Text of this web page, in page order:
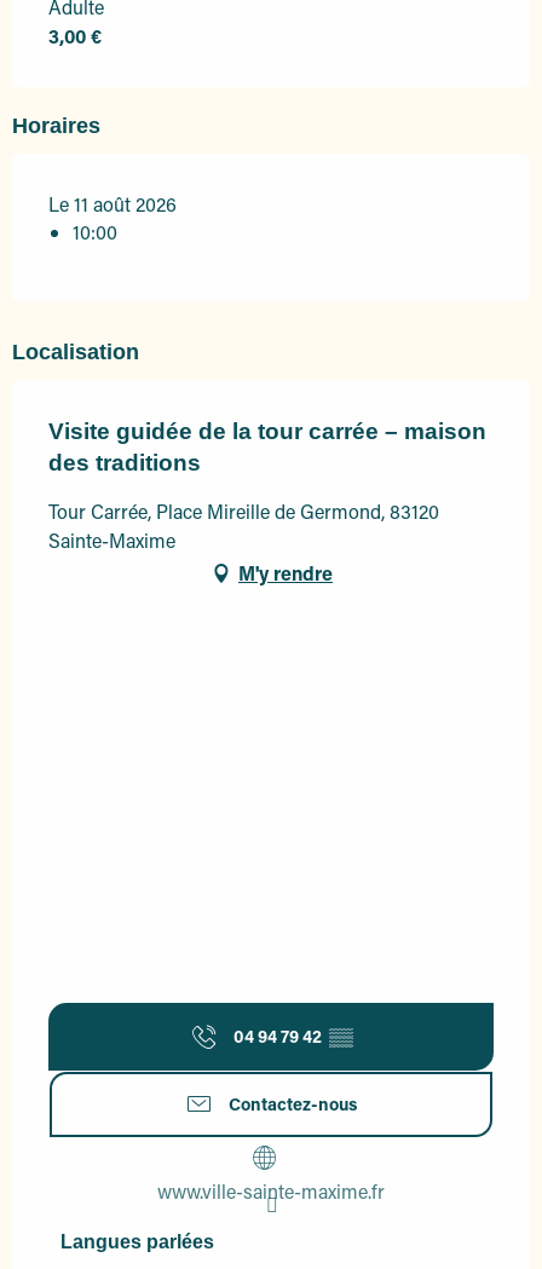
Adulte
3,00 €
Horaires
Le 11 août 2026
10:00
Localisation
Visite guidée de la tour carrée – maison
des traditions
Tour Carrée, Place Mireille de Germond, 83120
Sainte-Maxime
M'y rendre
04 94 79 42 ▒▒
Contactez-nous
www.ville-sainte-maxime.fr
Langues parlées
Langues parlées